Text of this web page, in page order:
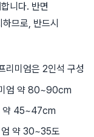
니다. 반면
므로, 반드시
리미엄은 2인석 구성
엄 약 80~90cm
약 45~47cm
약 30~35도